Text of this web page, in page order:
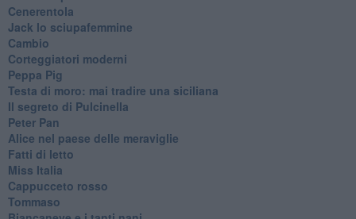
Cenerentola
Jack lo sciupafemmine
Cambio
Corteggiatori moderni
Peppa Pig
Testa di moro: mai tradire una siciliana
Il segreto di Pulcinella
Peter Pan
Alice nel paese delle meraviglie
Fatti di letto
Miss Italia
Cappucceto rosso
Tommaso